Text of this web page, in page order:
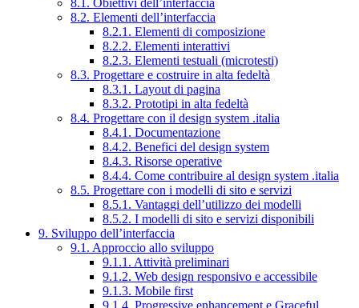
8.1. Obiettivi dell’interfaccia
8.2. Elementi dell’interfaccia
8.2.1. Elementi di composizione
8.2.2. Elementi interattivi
8.2.3. Elementi testuali (microtesti)
8.3. Progettare e costruire in alta fedeltà
8.3.1. Layout di pagina
8.3.2. Prototipi in alta fedeltà
8.4. Progettare con il design system .italia
8.4.1. Documentazione
8.4.2. Benefici del design system
8.4.3. Risorse operative
8.4.4. Come contribuire al design system .italia
8.5. Progettare con i modelli di sito e servizi
8.5.1. Vantaggi dell’utilizzo dei modelli
8.5.2. I modelli di sito e servizi disponibili
9. Sviluppo dell’interfaccia
9.1. Approccio allo sviluppo
9.1.1. Attività preliminari
9.1.2. Web design responsivo e accessibile
9.1.3. Mobile first
9.1.4. Progressive enhancement e Graceful